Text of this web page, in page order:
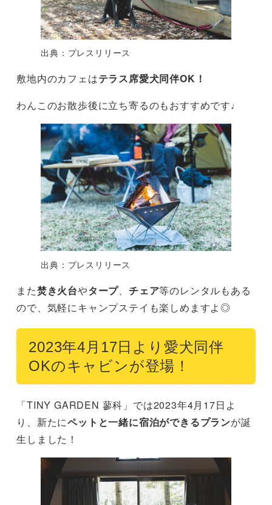
出典：プレスリリース
敷地内のカフェはテラス席愛犬同伴OK！
わんこのお散歩後に立ち寄るのもおすすめです♩
出典：プレスリリース
また焚き火台やタープ、チェア等のレンタルもある
ので、気軽にキャンプステイも楽しめますよ◎
2023年4月17日より愛犬同伴
OKのキャビンが登場！
「TINY GARDEN 蓼科」では2023年4月17日よ
り、新たにペットと一緒に宿泊ができるプランが誕
生しました！